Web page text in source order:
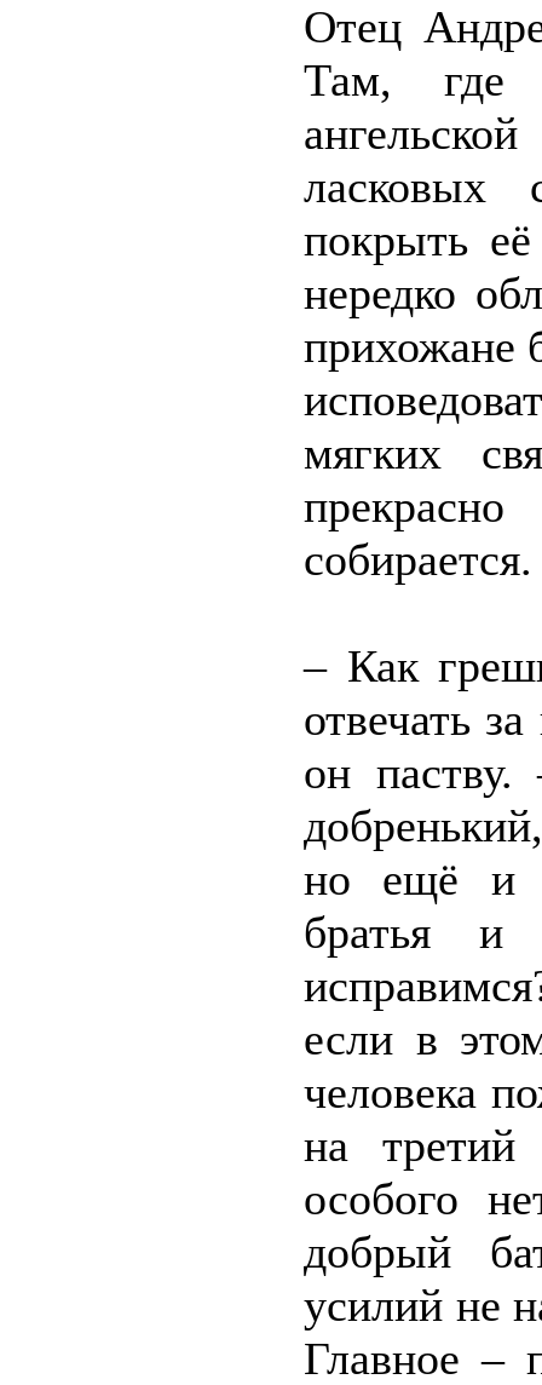
Отец
Там, где
ласковых
покрыть
нередко
прихожане
мягких
собирается.
– Как
отвечать
он
но ещё и
братья
если в
человека
на третий
особого
добрый
усилий не
Главное –